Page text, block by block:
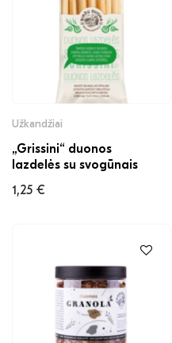
Užkandžiai
„Grissini“ duonos
lazdelės su svogūnais
1,25 €